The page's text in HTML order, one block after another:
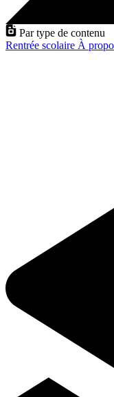
Par type de contenu
Rentrée scolaire À